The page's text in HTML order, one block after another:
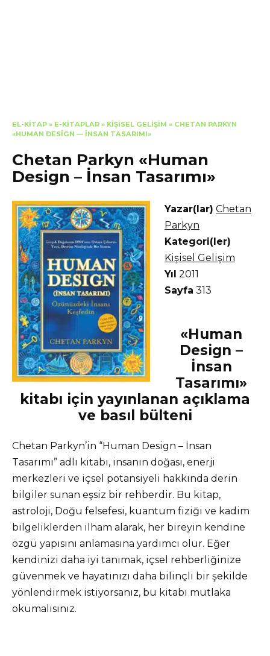
EL-KITAP » E-KITAPLAR » KIŞISEL GELIŞIM » CHETAN PARKYN
«HUMAN DESIGN — İNSAN TASARIMI»
Chetan Parkyn «Human
Design – İnsan Tasarımı»
Yazar(lar) Chetan
Parkyn
Kategori(ler)
Kişisel Gelişim
Yıl 2011
Sayfa 313
«Human
Design –
İnsan
Tasarımı»
kitabı için yayınlanan açıklama
ve basıl bülteni
Chetan Parkyn’in “Human Design – İnsan
Tasarımı” adlı kitabı, insanın doğası, enerji
merkezleri ve içsel potansiyeli hakkında derin
bilgiler sunan eşsiz bir rehberdir. Bu kitap,
astroloji, Doğu felsefesi, kuantum fiziği ve kadim
bilgeliklerden ilham alarak, her bireyin kendine
özgü yapısını anlamasına yardımcı olur. Eğer
kendinizi daha iyi tanımak, içsel rehberliğinize
güvenmek ve hayatınızı daha bilinçli bir şekilde
yönlendirmek istiyorsanız, bu kitabı mutlaka
okumalısınız.